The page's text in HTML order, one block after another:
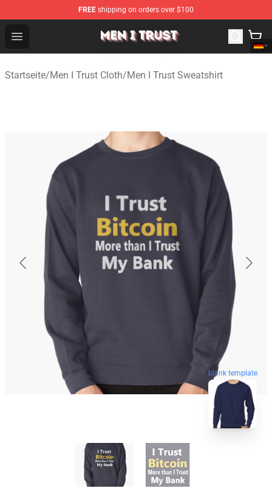
FREE shipping on orders over $100
Open menu
Men I Trust Shop - Official Men I Trust Merchandise Store
Startseite/Men I Trust Cloth/Men I Trust Sweatshirt
blank template